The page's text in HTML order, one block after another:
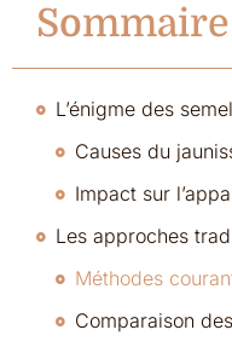
Sommaire
L’énigme des
Causes du
Méthodes